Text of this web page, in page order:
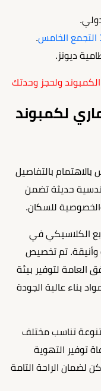
.
ديونز.
ولحجز وحدتك
لكمبوند
بالاهتمام بالتفاصيل
حديثة تضمن
والخصوصية للسكان.
الكلاسيكي في
وأنيقة. تم تخصيص
العامة لتوفير بيئة
بناء عالية الجودة
تناسب مختلف
توفير التهوية
لضمان الراحة التامة